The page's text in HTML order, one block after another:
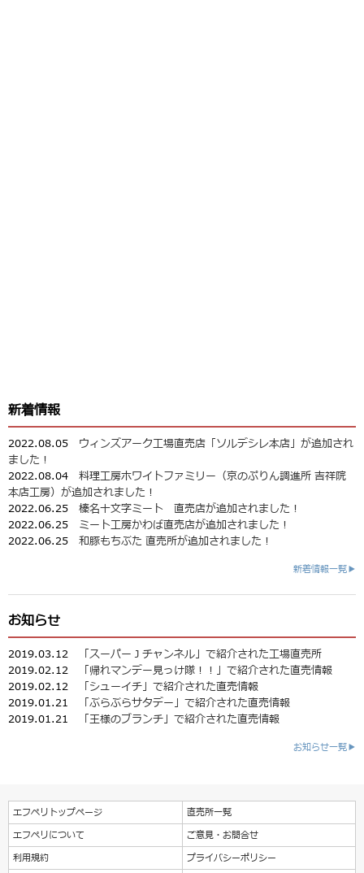
新着情報
2022.08.05 ウィンズアーク工場直売店「ソルデシレ本店」が追加され
ました！
2022.08.04 料理工房ホワイトファミリー（京のぷりん調進所 吉祥院
本店工房）が追加されました！
2022.06.25 榛名十文字ミート 直売店が追加されました！
2022.06.25 ミート工房かわば直売店が追加されました！
2022.06.25 和豚もちぶた 直売所が追加されました！
新着情報一覧▶
お知らせ
2019.03.12
「スーパーＪチャンネル」で紹介された工場直売所
2019.02.12
「帰れマンデー見っけ隊！！」で紹介された直売情報
2019.02.12
「シューイチ」で紹介された直売情報
2019.01.21
「ぶらぶらサタデー」で紹介された直売情報
2019.01.21
「王様のブランチ」で紹介された直売情報
お知らせ一覧▶
エフペリトップページ
直売所一覧
エフペリについて
ご意見・お問合せ
利用規約
プライバシーポリシー